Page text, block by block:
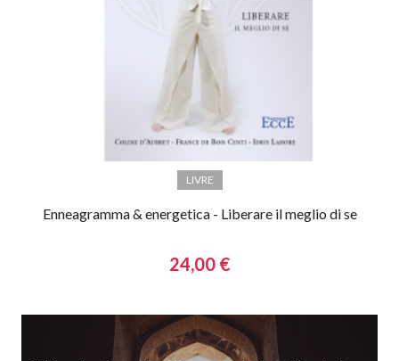
LIVRE
Enneagramma & energetica - Liberare il meglio di se
24,00 €